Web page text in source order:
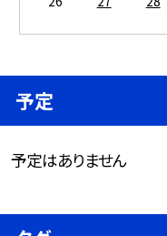
予定
予定はありません